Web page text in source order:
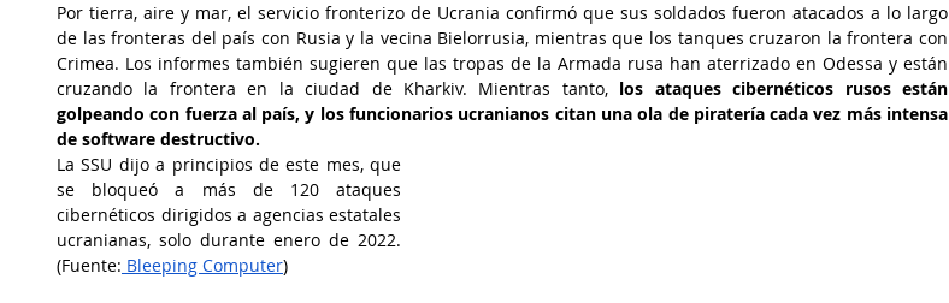
Por tierra, aire y mar, el servicio fronterizo de Ucrania confirmó que sus soldados fueron atacados a lo largo
de las fronteras del país con Rusia y la vecina Bielorrusia, mientras que los tanques cruzaron la frontera con
Crimea. Los informes también sugieren que las tropas de la Armada rusa han aterrizado en Odessa y están
cruzando la frontera en la ciudad de Kharkiv. Mientras tanto, los ataques cibernéticos rusos están
golpeando con fuerza al país, y los funcionarios ucranianos citan una ola de piratería cada vez más intensa
de software destructivo.
La SSU dijo a principios de este mes, que
se bloqueó a más de 120 ataques
cibernéticos dirigidos a agencias estatales
ucranianas, solo durante enero de 2022.
(Fuente: Bleeping Computer)